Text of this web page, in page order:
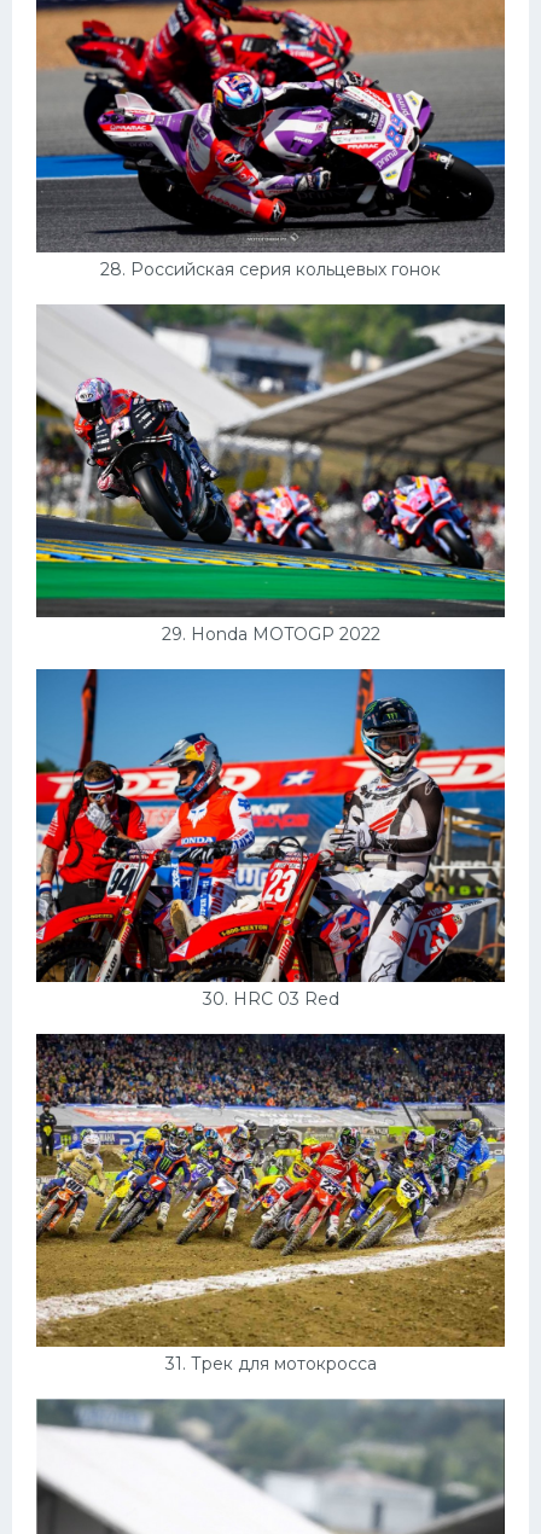
28. Российская серия кольцевых гонок
29. Honda MOTOGP 2022
30. HRC 03 Red
31. Трек для мотокросса